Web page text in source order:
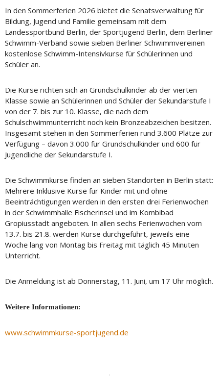
In den Sommerferien 2026 bietet die Senatsverwaltung für
Bildung, Jugend und Familie gemeinsam mit dem
Landessportbund Berlin, der Sportjugend Berlin, dem Berliner
Schwimm-Verband sowie sieben Berliner Schwimmvereinen
kostenlose Schwimm-Intensivkurse für Schülerinnen und
Schüler an.
Die Kurse richten sich an Grundschulkinder ab der vierten
Klasse sowie an Schülerinnen und Schüler der Sekundarstufe I
von der 7. bis zur 10. Klasse, die nach dem
Schulschwimmunterricht noch kein Bronzeabzeichen besitzen.
Insgesamt stehen in den Sommerferien rund 3.600 Plätze zur
Verfügung – davon 3.000 für Grundschulkinder und 600 für
Jugendliche der Sekundarstufe I.
Die Schwimmkurse finden an sieben Standorten in Berlin statt:
Mehrere Inklusive Kurse für Kinder mit und ohne
Beeinträchtigungen werden in den ersten drei Ferienwochen
in der Schwimmhalle Fischerinsel und im Kombibad
Gropiusstadt angeboten. In allen sechs Ferienwochen vom
13.7. bis 21.8. werden Kurse durchgeführt, jeweils eine
Woche lang von Montag bis Freitag mit täglich 45 Minuten
Unterricht.
Die Anmeldung ist ab Donnerstag, 11. Juni, um 17 Uhr möglich.
Weitere Informationen:
www.schwimmkurse-sportjugend.de